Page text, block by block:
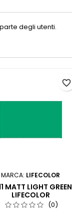
degli utenti.
MARCA: LIFECOLOR
MATT LIGHT GREEN
LIFECOLOR
(0)
favorite_border